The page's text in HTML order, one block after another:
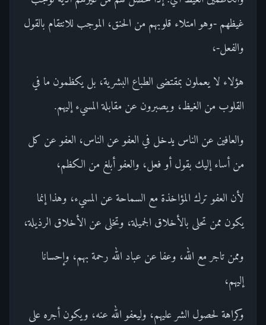
غيظهم -وهو امتلاء قلوبهم من الحنق، الموجب للانتقام بالقول
والفعل-،
هؤلاء لا يعملون بمقتضى الطباع البشرية، بل يكظمون ما في
القلوب من الغيظ، ويصبرون عن مقابلة المسيء إليهم.
والعافين عن الناس يدخل في العفو عن الناس، العفو عن كل
من أساء إليك بقول أو فعل، والعفو أبلغ من الكظم،
لأن العفو ترك المؤاخذة مع السماحة عن المسيء، وهذا إنما
يكون ممن تحلى بالأخلاق الجميلة، وتخلى عن الأخلاق الرذيلة،
وممن تاجر مع الله، وعفا عن عباد الله رحمة بهم، وإحسانا
إليهم،
وكراهة لحصول الشر عليهم، وليعفو الله عنه، ويكون أجره على